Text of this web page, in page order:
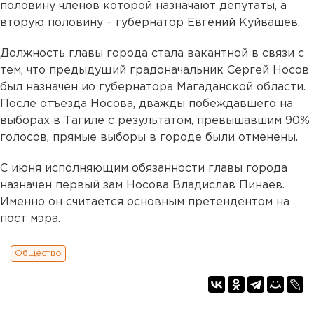
половину членов которой назначают депутаты, а
вторую половину – губернатор Евгений Куйвашев.
Должность главы города стала вакантной в связи с
тем, что предыдущий градоначальник Сергей Носов
был назначен ио губернатора Магаданской области.
После отъезда Носова, дважды побеждавшего на
выборах в Тагиле с результатом, превышавшим 90%
голосов, прямые выборы в городе были отменены.
С июня исполняющим обязанности главы города
назначен первый зам Носова Владислав Пинаев.
Именно он считается основным претендентом на
пост мэра.
Общество